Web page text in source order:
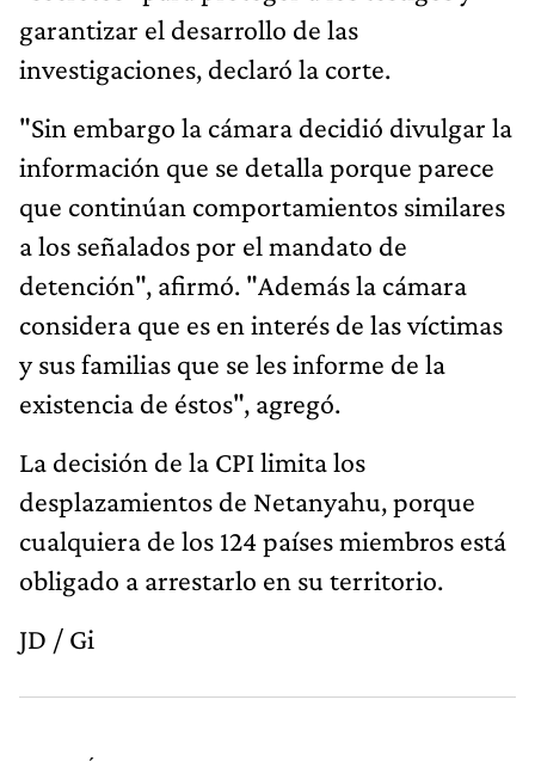
garantizar el desarrollo de las
investigaciones, declaró la corte.
"Sin embargo la cámara decidió divulgar la
información que se detalla porque parece
que continúan comportamientos similares
a los señalados por el mandato de
detención", afirmó. "Además la cámara
considera que es en interés de las víctimas
y sus familias que se les informe de la
existencia de éstos", agregó.
La decisión de la CPI limita los
desplazamientos de Netanyahu, porque
cualquiera de los 124 países miembros está
obligado a arrestarlo en su territorio.
JD / Gi